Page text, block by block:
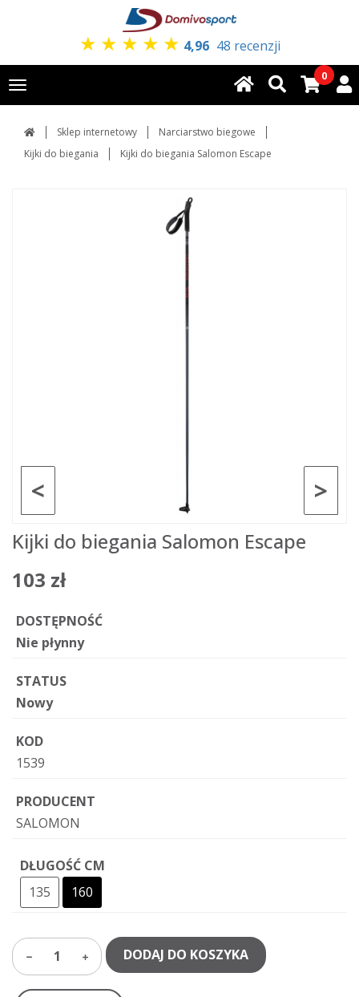
★ ★ ★ ★ ★ 4,96 48 recenzji
Toggle
navigation
0
Sklep internetowy
Narciarstwo biegowe
Kijki do biegania
Kijki do biegania Salomon Escape
>
<
Kijki do biegania Salomon Escape
103 zł
DOSTĘPNOŚĆ
Nie płynny
STATUS
Nowy
KOD
1539
PRODUCENT
SALOMON
DŁUGOŚĆ CM
135
160
1 DODAJ DO KOSZYKA